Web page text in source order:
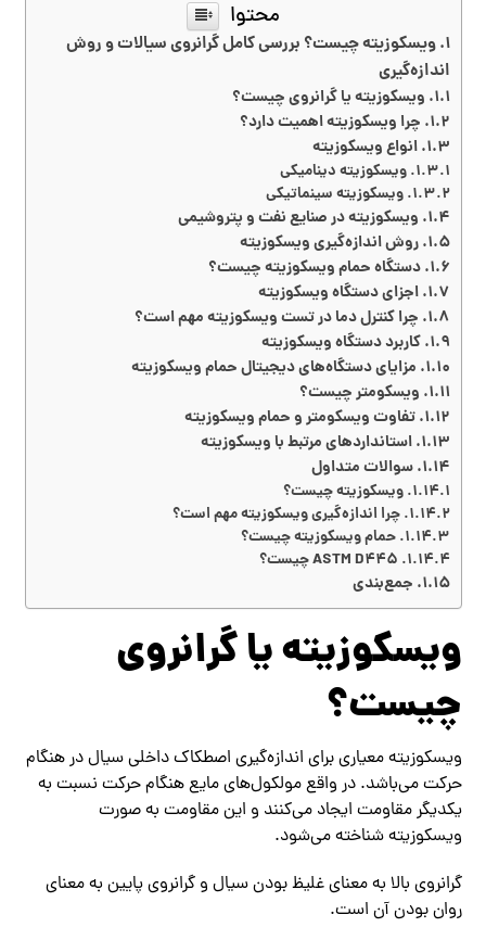
محتوا
ویسکوزیته چیست؟ بررسی کامل گرانروی سیالات و روش
اندازه‌گیری
ویسکوزیته یا گرانروی چیست؟
چرا ویسکوزیته اهمیت دارد؟
انواع ویسکوزیته
ویسکوزیته دینامیکی
ویسکوزیته سینماتیکی
ویسکوزیته در صنایع نفت و پتروشیمی
روش اندازه‌گیری ویسکوزیته
دستگاه حمام ویسکوزیته چیست؟
اجزای دستگاه ویسکوزیته
چرا کنترل دما در تست ویسکوزیته مهم است؟
کاربرد دستگاه ویسکوزیته
مزایای دستگاه‌های دیجیتال حمام ویسکوزیته
ویسکومتر چیست؟
تفاوت ویسکومتر و حمام ویسکوزیته
استانداردهای مرتبط با ویسکوزیته
سوالات متداول
ویسکوزیته چیست؟
چرا اندازه‌گیری ویسکوزیته مهم است؟
حمام ویسکوزیته چیست؟
ASTM D445 چیست؟
جمع‌بندی
ویسکوزیته یا گرانروی
چیست؟
ویسکوزیته معیاری برای اندازه‌گیری اصطکاک داخلی سیال در هنگام
حرکت می‌باشد. در واقع مولکول‌های مایع هنگام حرکت نسبت به
یکدیگر مقاومت ایجاد می‌کنند و این مقاومت به صورت
ویسکوزیته شناخته می‌شود.
گرانروی بالا به معنای غلیظ بودن سیال و گرانروی پایین به معنای
روان بودن آن است.